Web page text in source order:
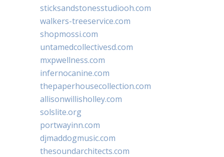
sticksandstonesstudiooh.com
walkers-treeservice.com
shopmossi.com
untamedcollectivesd.com
mxpwellness.com
infernocanine.com
thepaperhousecollection.com
allisonwillisholley.com
solslite.org
portwayinn.com
djmaddogmusic.com
thesoundarchitects.com